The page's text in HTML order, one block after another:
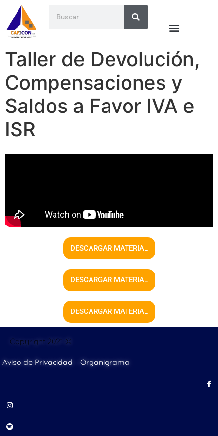
Taller de Devolución,
Compensaciones y
Saldos a Favor IVA e
ISR
DESCARGAR MATERIAL
DESCARGAR MATERIAL
DESCARGAR MATERIAL
Copyright 2021 ©
Aviso de Privacidad – Organigrama